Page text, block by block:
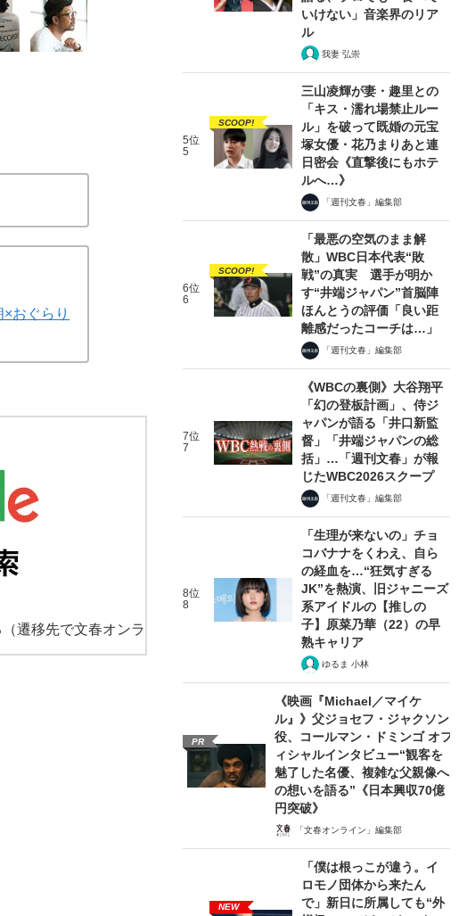
Style
おぐらり
（遷移先で文春オンラ
いけない」音楽界のリア
ル
我妻 弘崇
5位
5
SCOOP!
三山凌輝が妻・趣里との
「キス・濡れ場禁止ルー
ル」を破って既婚の元宝
塚女優・花乃まりあと連
日密会《直撃後にもホテ
ルへ…》
「週刊文春」編集部
6位
6
SCOOP!
「最悪の空気のまま解
散」WBC日本代表“敗
戦”の真実 選手が明か
す“井端ジャパン”首脳陣
ほんとうの評価「良い距
離感だったコーチは…」
「週刊文春」編集部
7位
7
《WBCの裏側》大谷翔平
「幻の登板計画」、侍ジ
ャパンが語る「井口新監
督」「井端ジャパンの総
括」…「週刊文春」が報
じたWBC2026スクープ
「週刊文春」編集部
8位
8
「生理が来ないの」チョ
コバナナをくわえ、自ら
の経血を…“狂気すぎる
JK”を熱演、旧ジャニーズ
系アイドルの【推しの
子】原菜乃華（22）の早
熟キャリア
ゆるま 小林
PR
《映画『Michael／マイケ
ル』》父ジョセフ・ジャクソン
役、コールマン・ドミンゴ オフ
ィシャルインタビュー“観客を
魅了した名優、複雑な父親像へ
の想いを語る”《日本興収70億
円突破》
「文春オンライン」編集部
NEW
「僕は根っこが違う。イ
ロモノ団体から来たん
で」新日に所属しても“外